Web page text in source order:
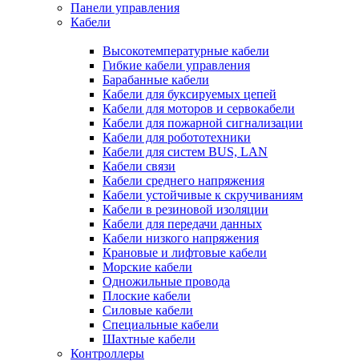
Панели управления
Кабели
Высокотемпературные кабели
Гибкие кабели управления
Барабанные кабели
Кабели для буксируемых цепей
Кабели для моторов и сервокабели
Кабели для пожарной сигнализации
Кабели для робототехники
Кабели для систем BUS, LAN
Кабели связи
Кабели среднего напряжения
Кабели устойчивые к скручиваниям
Кабели в резиновой изоляции
Кабели для передачи данных
Кабели низкого напряжения
Крановые и лифтовые кабели
Морские кабели
Одножильные провода
Плоские кабели
Силовые кабели
Специальные кабели
Шахтные кабели
Контроллеры